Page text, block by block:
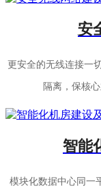
安
更安全的无线连接一
隔离，保核
智能
模块化数据中心同一